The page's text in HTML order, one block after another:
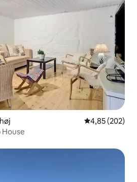
Évaluation
4,85 (202)
House